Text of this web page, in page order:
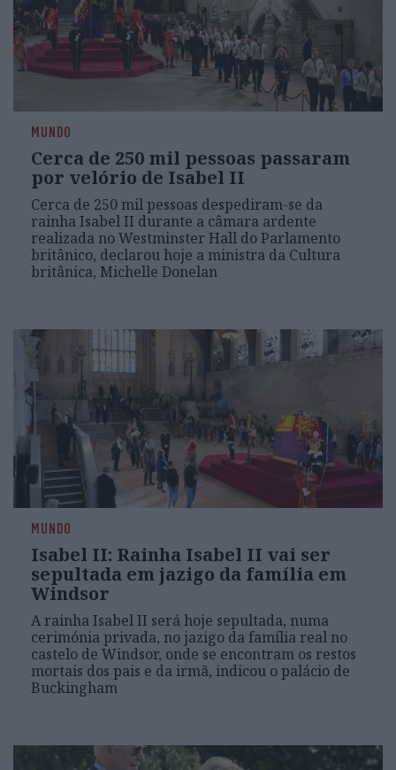
MUNDO
Cerca de 250 mil pessoas passaram
por velório de Isabel II
Cerca de 250 mil pessoas despediram-se da
rainha Isabel II durante a câmara ardente
realizada no Westminster Hall do Parlamento
britânico, declarou hoje a ministra da Cultura
britânica, Michelle Donelan
MUNDO
Isabel II: Rainha Isabel II vai ser
sepultada em jazigo da família em
Windsor
A rainha Isabel II será hoje sepultada, numa
cerimónia privada, no jazigo da família real no
castelo de Windsor, onde se encontram os restos
mortais dos pais e da irmã, indicou o palácio de
Buckingham